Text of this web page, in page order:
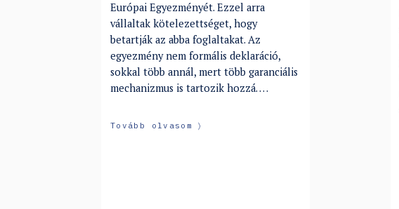
Európai Egyezményét. Ezzel arra
vállaltak kötelezettséget, hogy
betartják az abba foglaltakat. Az
egyezmény nem formális deklaráció,
sokkal több annál, mert több garanciális
mechanizmus is tartozik hozzá. …
Tovább olvasom